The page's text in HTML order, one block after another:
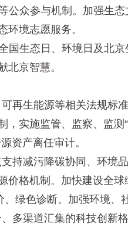
众参与机制。加强生
境志愿服务。
生态日、环境日及北京
北京智慧。
生能源等相关法规标
实施监管、监察、监测
资产离任审计。
减污降碳协同、环境
格机制。加快建设全
绿色诊断。加强环境、
渠道汇集的科技创新